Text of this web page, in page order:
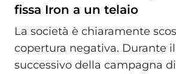
fissa Iron a un telaio
La società è chiaramente
copertura negativa. Durante
successivo della campagna